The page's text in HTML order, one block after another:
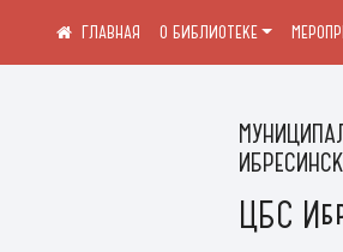
ЦБС
О БИБЛИОТЕКЕ